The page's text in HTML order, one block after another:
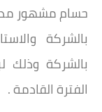
حسام مشهور
بالشركة
بالشركة وذلك
الفترة القادمة .